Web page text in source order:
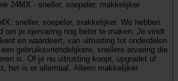
24MX - sneller, soepeler, makkelijker
soepeler, makkelijker. We hebben
om je rijervaring nog beter te maken. Je vindt
en waardeert, van uitrusting tot onderdelen
gebruiksvriendelijkere, snellere ervaring die
is. Of je nu uitrusting koopt, upgradet of
het is er allemaal. Alleen makkelijker.